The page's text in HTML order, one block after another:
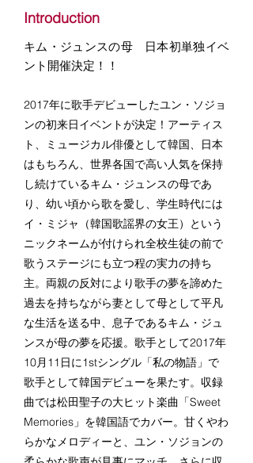
Introduction
キム・ジュンスの母 日本初単独イベ
ント開催決定！！
2017年に歌手デビューしたユン・ソジョ
ンの初来日イベントが決定！アーティス
ト、ミュージカル俳優として韓国、日本
はもちろん、世界各国で高い人気を保持
し続けているキム・ジュンスの母であ
り、幼い頃から歌を愛し、学生時代には
イ・ミジャ（韓国歌謡界の女王）という
ニックネームが付けられ全校生徒の前で
歌うステージにも立つ程の実力の持ち
主。両親の反対により歌手の夢を諦めた
過去を持ちながら妻として母として平凡
な生活を送る中、息子であるキム・ジュ
ンスが母の夢を応援。歌手として2017年
10月11日に1stシングル「私の物語」で
歌手として韓国デビューを果たす。収録
曲では松田聖子の大ヒット楽曲「Sweet
Memories」を韓国語でカバー。甘くやわ
らかなメロディーと、ユン・ソジョンの